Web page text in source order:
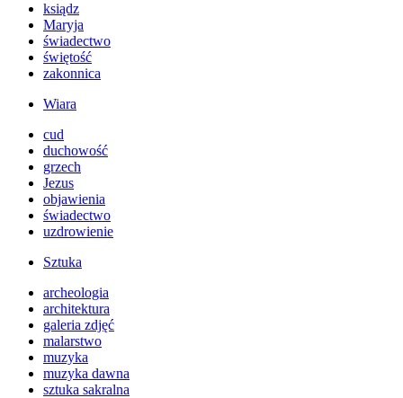
ksiądz
Maryja
świadectwo
świętość
zakonnica
Wiara
cud
duchowość
grzech
Jezus
objawienia
świadectwo
uzdrowienie
Sztuka
archeologia
architektura
galeria zdjęć
malarstwo
muzyka
muzyka dawna
sztuka sakralna